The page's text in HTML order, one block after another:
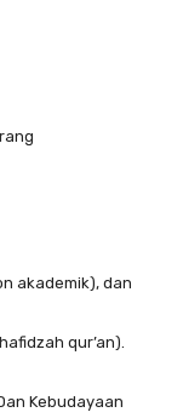
akademik), dan
qur’an).
Kebudayaan